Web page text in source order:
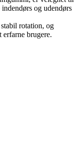
og udendørs
rotation, og
brugere.